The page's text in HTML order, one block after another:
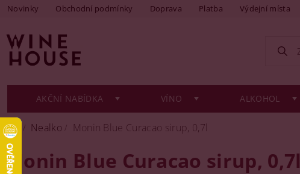
Novinky Obchodní podmínky Doprava Platba Výdejní místa
AKČNÍ NABÍDKA VÍNO ALKOHOL
Nealko Monin Blue Curacao sirup, 0,7l
Monin Blue Curacao sirup, 0,7l